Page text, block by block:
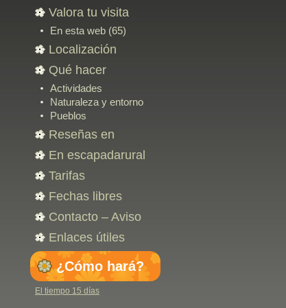
Copia
Valora tu visita
En esta web (65)
Localización
Qué hacer
Actividades
Naturaleza y entorno
Pueblos
Reseñas en
Google (71)
En escapadarural
(52)
Tarifas
Fechas libres
Contacto – Aviso
legal
Enlaces útiles
¿Cómo hará?
El tiempo 15 días